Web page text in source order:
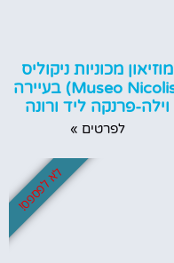
מוזיאון מכוניות ניקוליס
(Museo Nicolis) בעיירה
וילה-פרנקה ליד ורונה
לפרטים »
לא לפספס!